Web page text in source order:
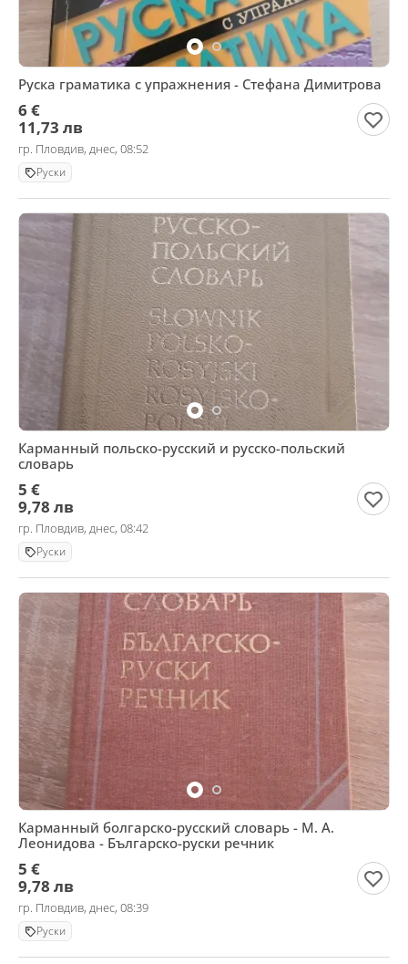
Руска граматика с упражнения - Стефана Димитрова
6 €
11,73 лв
гр. Пловдив, днес, 08:52
Руски
Карманный польско-русский и русско-польский
словарь
5 €
9,78 лв
гр. Пловдив, днес, 08:42
Руски
Карманный болгарско-русский словарь - М. А.
Леонидова - Българско-руски речник
5 €
9,78 лв
гр. Пловдив, днес, 08:39
Руски